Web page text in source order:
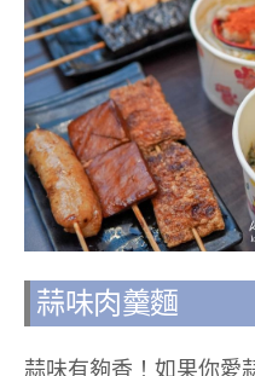
蒜味肉羹麵
蒜味有夠香！如果你愛